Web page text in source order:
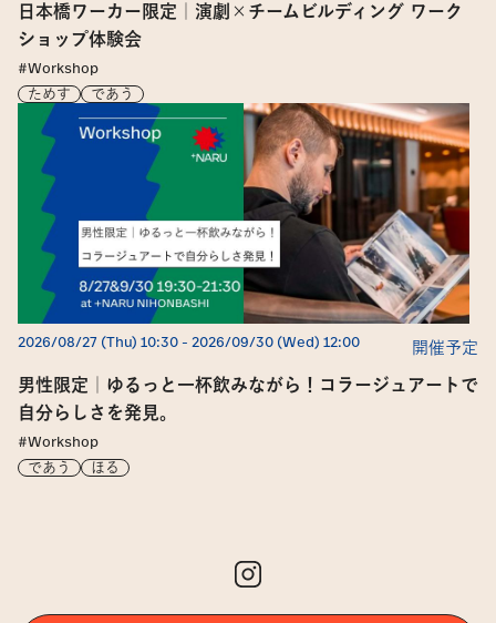
日本橋ワーカー限定｜演劇×チームビルディング ワーク
ショップ体験会
#Workshop
ためす
であう
2026/08/27 (Thu) 10:30 - 2026/09/30 (Wed) 12:00 開催予定
男性限定｜ゆるっと一杯飲みながら！コラージュアートで
自分らしさを発見。
#Workshop
であう
ほる